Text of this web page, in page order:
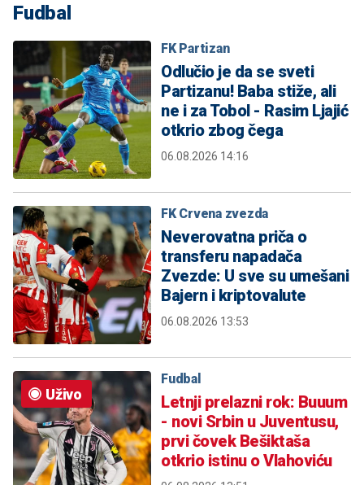
Fudbal
FK Partizan
Odlučio je da se sveti
Partizanu! Baba stiže, ali
ne i za Tobol - Rasim Ljajić
otkrio zbog čega
06.08.2026 14:16
FK Crvena zvezda
Neverovatna priča o
transferu napadača
Zvezde: U sve su umešani
Bajern i kriptovalute
06.08.2026 13:53
Uživo
Fudbal
Letnji prelazni rok: Buuum
- novi Srbin u Juventusu,
prvi čovek Bešiktaša
otkrio istinu o Vlahoviću